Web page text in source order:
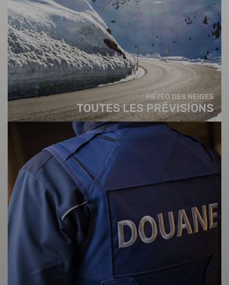
MÉTÉO DES NEIGES
TOUTES LES PRÉVISIONS